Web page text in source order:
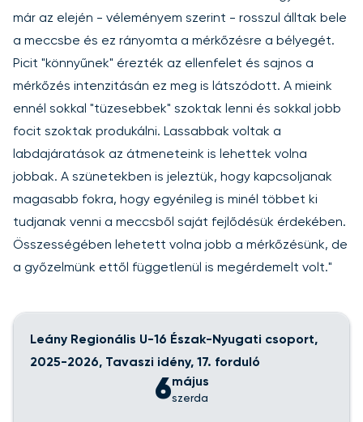
már az elején - véleményem szerint - rosszul álltak bele
a meccsbe és ez rányomta a mérkőzésre a bélyegét.
Picit "könnyűnek" érezték az ellenfelet és sajnos a
mérkőzés intenzitásán ez meg is látszódott. A mieink
ennél sokkal "tüzesebbek" szoktak lenni és sokkal jobb
focit szoktak produkálni. Lassabbak voltak a
labdajáratások az átmeneteink is lehettek volna
jobbak. A szünetekben is jeleztük, hogy kapcsoljanak
magasabb fokra, hogy egyénileg is minél többet ki
tudjanak venni a meccsből saját fejlődésük érdekében.
Összességében lehetett volna jobb a mérkőzésünk, de
a győzelmünk ettől függetlenül is megérdemelt volt."
Leány Regionális U-16 Észak-Nyugati csoport,
2025-2026, Tavaszi idény, 17. forduló
6május
szerda